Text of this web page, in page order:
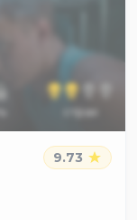
страх
9.73